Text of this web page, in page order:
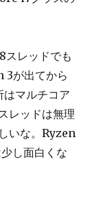
スレッドでも
3が出てから
マルチコア
レッドは無理
いな。Ryzen
し面白くな